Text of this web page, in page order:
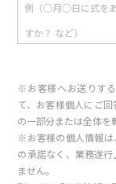
※お客様へお送りす
て、お客様個人にご
の一部分または全体を
※お客様の個人情報は
の承諾なく、業務遂
ません。